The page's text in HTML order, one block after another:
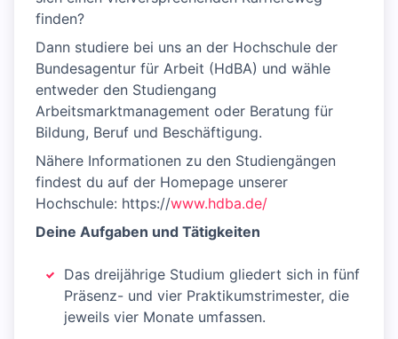
finden?
Dann studiere bei uns an der Hochschule der
Bundesagentur für Arbeit (HdBA) und wähle
entweder den Studiengang
Arbeitsmarktmanagement oder Beratung für
Bildung, Beruf und Beschäftigung.
Nähere Informationen zu den Studiengängen
findest du auf der Homepage unserer
Hochschule: https://www.hdba.de/
Deine Aufgaben und Tätigkeiten
Das dreijährige Studium gliedert sich in fünf
Präsenz- und vier Praktikumstrimester, die
jeweils vier Monate umfassen.